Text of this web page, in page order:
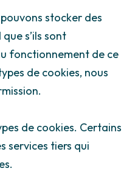
stocker des
s’ils sont
fonctionnement de ce
de cookies, nous
de cookies. Certains
services tiers qui